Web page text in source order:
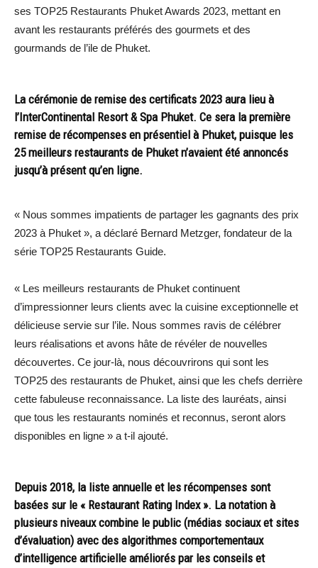
ses TOP25 Restaurants Phuket Awards 2023, mettant en
avant les restaurants préférés des gourmets et des
gourmands de l’ile de Phuket.
La cérémonie de remise des certificats 2023 aura lieu à
l’InterContinental Resort & Spa Phuket. Ce sera la première
remise de récompenses en présentiel à Phuket, puisque les
25 meilleurs restaurants de Phuket n’avaient été annoncés
jusqu’à présent qu’en ligne.
« Nous sommes impatients de partager les gagnants des prix
2023 à Phuket », a déclaré Bernard Metzger, fondateur de la
série TOP25 Restaurants Guide.
« Les meilleurs restaurants de Phuket continuent
d’impressionner leurs clients avec la cuisine exceptionnelle et
délicieuse servie sur l’ile. Nous sommes ravis de célébrer
leurs réalisations et avons hâte de révéler de nouvelles
découvertes. Ce jour-là, nous découvrirons qui sont les
TOP25 des restaurants de Phuket, ainsi que les chefs derrière
cette fabuleuse reconnaissance. La liste des lauréats, ainsi
que tous les restaurants nominés et reconnus, seront alors
disponibles en ligne » a t-il ajouté.
Depuis 2018, la liste annuelle et les récompenses sont
basées sur le « Restaurant Rating Index ». La notation à
plusieurs niveaux combine le public (médias sociaux et sites
d’évaluation) avec des algorithmes comportementaux
d’intelligence artificielle améliorés par les conseils et